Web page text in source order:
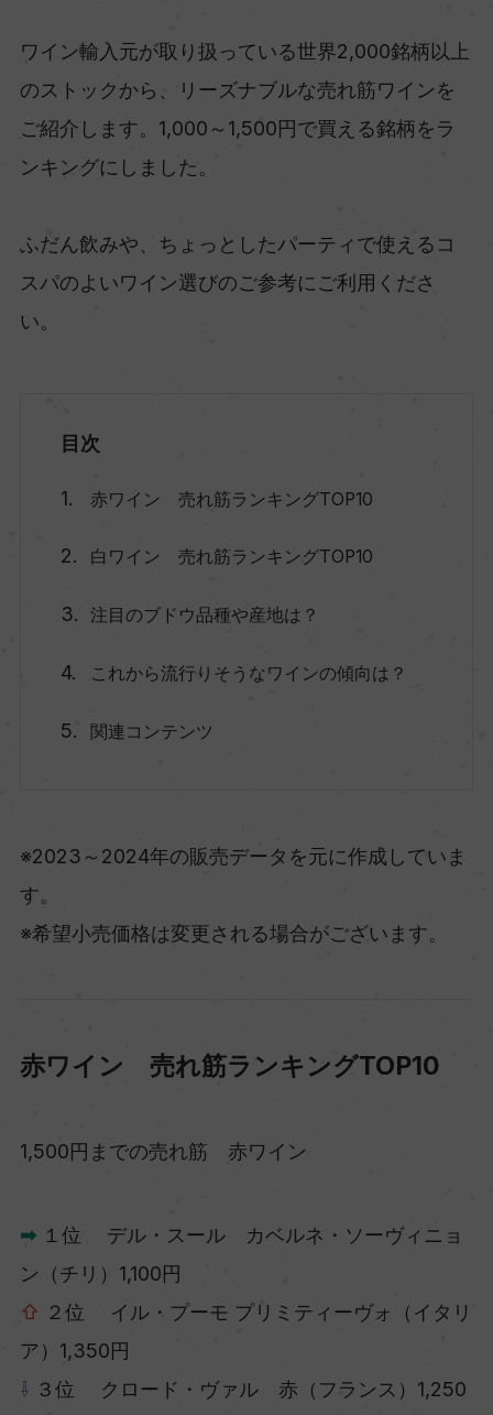
ワイン輸入元が取り扱っている世界2,000銘柄以上
のストックから、リーズナブルな売れ筋ワインを
ご紹介します。1,000～1,500円で買える銘柄をラ
ンキングにしました。
ふだん飲みや、ちょっとしたパーティで使えるコ
スパのよいワイン選びのご参考にご利用くださ
い。
目次
赤ワイン 売れ筋ランキングTOP10
白ワイン 売れ筋ランキングTOP10
注目のブドウ品種や産地は？
これから流行りそうなワインの傾向は？
関連コンテンツ
※2023～2024年の販売データを元に作成していま
す。
※希望小売価格は変更される場合がございます。
赤ワイン 売れ筋ランキングTOP10
1,500円までの売れ筋 赤ワイン
➡１位 デル・スール カベルネ・ソーヴィニョ
ン（チリ）1,100円
⇧ ２位 イル・プーモ プリミティーヴォ（イタリ
ア）1,350円
⇩ ３位 クロード・ヴァル 赤（フランス）1,250